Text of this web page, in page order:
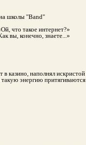
школы "Band"
что такое интернет?»
вы, конечно, знаете...»
казино, наполнял искристой
энергию притягиваются